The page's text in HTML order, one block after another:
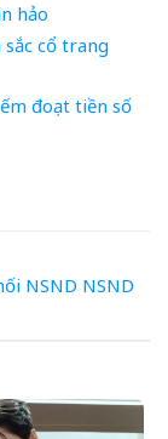
hảo
cổ trang
đoạt tiền số
NSND NSND